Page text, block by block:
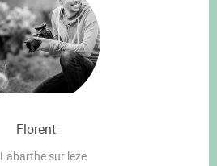
Florent
Labarthe sur leze